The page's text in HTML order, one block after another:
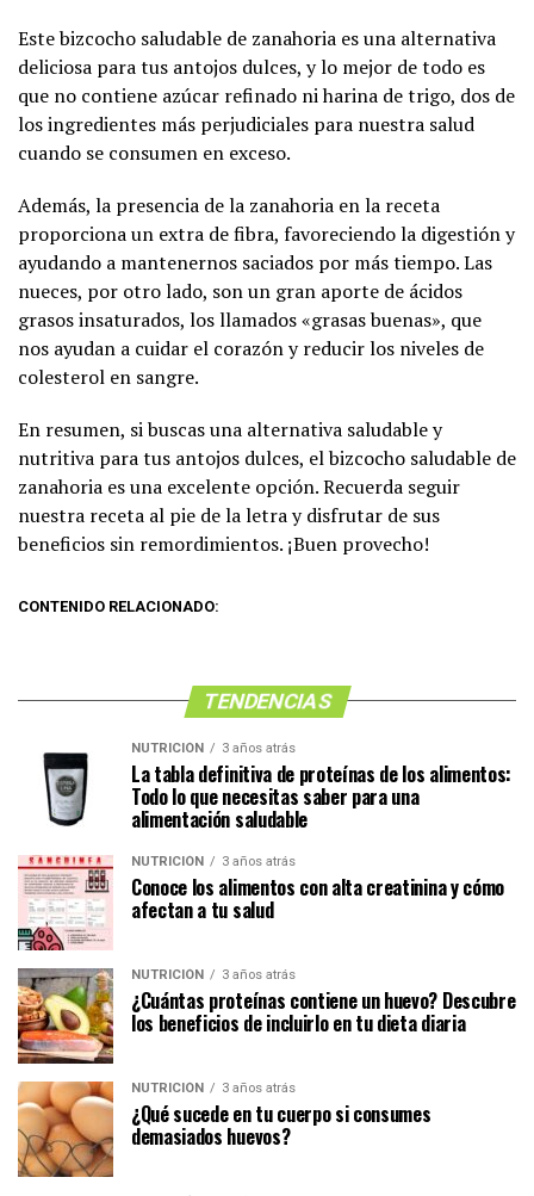
Este bizcocho saludable de zanahoria es una alternativa
deliciosa para tus antojos dulces, y lo mejor de todo es
que no contiene azúcar refinado ni harina de trigo, dos de
los ingredientes más perjudiciales para nuestra salud
cuando se consumen en exceso.
Además, la presencia de la zanahoria en la receta
proporciona un extra de fibra, favoreciendo la digestión y
ayudando a mantenernos saciados por más tiempo. Las
nueces, por otro lado, son un gran aporte de ácidos
grasos insaturados, los llamados «grasas buenas», que
nos ayudan a cuidar el corazón y reducir los niveles de
colesterol en sangre.
En resumen, si buscas una alternativa saludable y
nutritiva para tus antojos dulces, el bizcocho saludable de
zanahoria es una excelente opción. Recuerda seguir
nuestra receta al pie de la letra y disfrutar de sus
beneficios sin remordimientos. ¡Buen provecho!
CONTENIDO RELACIONADO:
TENDENCIAS
NUTRICIÓN 3 años atrás
La tabla definitiva de proteínas de los alimentos:
Todo lo que necesitas saber para una
alimentación saludable
NUTRICIÓN 3 años atrás
Conoce los alimentos con alta creatinina y cómo
afectan a tu salud
NUTRICIÓN 3 años atrás
¿Cuántas proteínas contiene un huevo? Descubre
los beneficios de incluirlo en tu dieta diaria
NUTRICIÓN 3 años atrás
¿Qué sucede en tu cuerpo si consumes
demasiados huevos?